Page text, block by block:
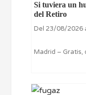
Si tuviera un
del Retiro
Del 23/08/2026
Madrid – Gratis,